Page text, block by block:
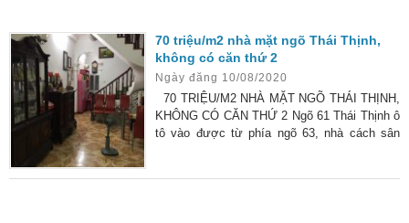
70 triệu/m2 nhà mặt ngõ Thái Thịnh,
không có căn thứ 2
Ngày đăng 10/08/2020
70 TRIỆU/M2 NHÀ MẶT NGÕ THÁI THỊNH,
KHÔNG CÓ CĂN THỨ 2 Ngõ 61 Thái Thịnh ô
tô vào được từ phía ngõ 63, nhà cách sân